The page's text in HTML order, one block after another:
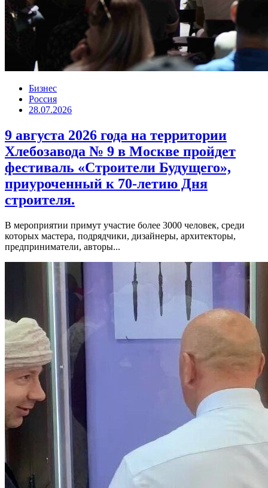
Бизнес
Россия
28.07.2026
9 августа 2026 года на территории
Хлебозавода № 9 в Москве пройдет
фестиваль «Строители Будущего»,
приуроченный к 70-летию Дня
строителя.
В мероприятии примут участие более 3000 человек, среди
которых мастера, подрядчики, дизайнеры, архитекторы,
предприниматели, авторы...